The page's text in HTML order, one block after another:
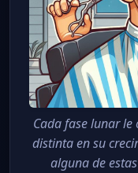
Cada fase lunar
distinta en su
alguna de